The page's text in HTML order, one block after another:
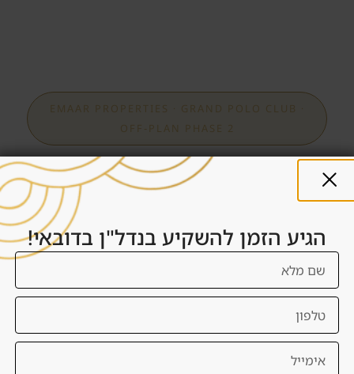
EMAAR PROPERTIES · GRAND POLO CLUB ·
OFF‑PLAN PHASE 2
Montura 2
מונטורה 2
וילות 3‑5 חדרים בקהילת Grand Polo Club &
הגיע הזמן להשקיע בנדל"ן בדובאי!